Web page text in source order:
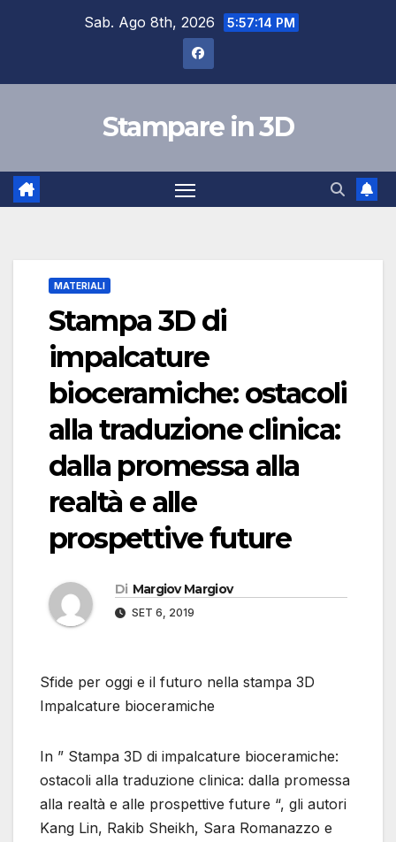
Sab. Ago 8th, 2026 5:57:15 PM
Stampare in 3D
MATERIALI
Stampa 3D di
impalcature
bioceramiche: ostacoli
alla traduzione clinica:
dalla promessa alla
realtà e alle
prospettive future
Di Margiov Margiov
SET 6, 2019
Sfide per oggi e il futuro nella stampa 3D
Impalcature bioceramiche
In ” Stampa 3D di impalcature bioceramiche:
ostacoli alla traduzione clinica: dalla promessa
alla realtà e alle prospettive future “, gli autori
Kang Lin, Rakib Sheikh, Sara Romanazzo e